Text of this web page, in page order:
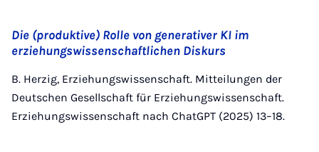
Die (produktive) Rolle von generativer KI im
erziehungswissenschaftlichen Diskurs
B. Herzig, Erziehungswissenschaft. Mitteilungen der
Deutschen Gesellschaft für Erziehungswissenschaft.
Erziehungswissenschaft nach ChatGPT (2025) 13–18.